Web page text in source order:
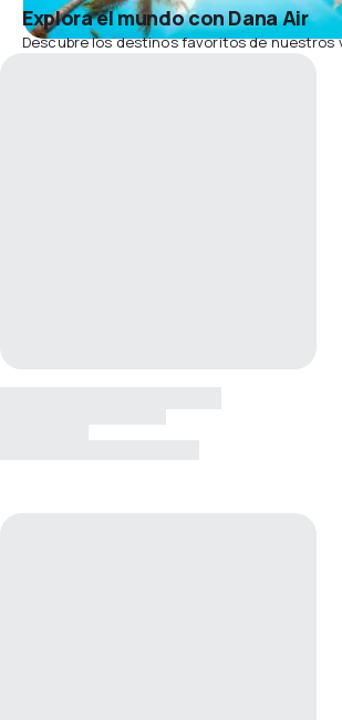
Explora el mundo con Dana Air
Descubre los destinos favoritos de nuestros